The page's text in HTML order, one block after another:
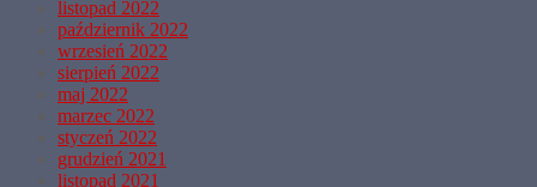
listopad 2022
październik 2022
wrzesień 2022
sierpień 2022
maj 2022
marzec 2022
styczeń 2022
grudzień 2021
listopad 2021